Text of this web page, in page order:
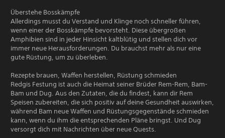
Überstehe Bosskämpfe
Allerdings musst du Verstand und Klinge noch schneller führen,
wenn einer der Bosskämpfe bevorsteht. Diese übergroßen
Amphibien sind in jeder Hinsicht kaltblütig und stellen dich vor
immer neue Herausforderungen. Du brauchst mehr als nur eine
gute Rüstung, um zu überleben.
Rezepte brauen, Waffen herstellen, Rüstung schmieden
Redgis Festung ist auch die Heimat seiner Brüder Rem-Rem, Bam-
Bam und Dug. Aus den Zutaten, die du findest, kann dir Rem
Speisen zubereiten, die sich positiv auf deine Gesundheit auswirken,
während Bam neue Waffen und Rüstungsgegenstände schmieden
kann, wenn du ihm die entsprechenden Pläne bringst. Und Dug
versorgt dich mit Nachrichten über neue Quests.